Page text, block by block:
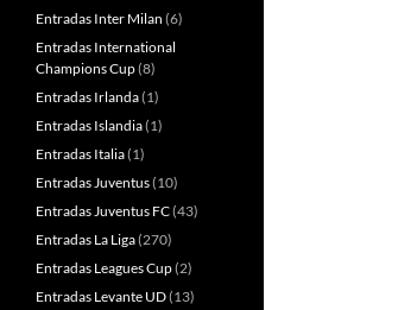
Entradas Inter Milan (6)
Entradas International
Champions Cup(8)
Entradas Irlanda(1)
Entradas Islandia(1)
Entradas Italia(1)
Entradas Juventus(10)
Entradas Juventus FC(43)
Entradas La Liga(270)
Entradas Leagues Cup(2)
Entradas Levante UD(13)